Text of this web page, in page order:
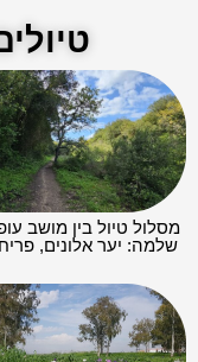
מסלול טיול בין מושב
שלמה: יער אלונים,